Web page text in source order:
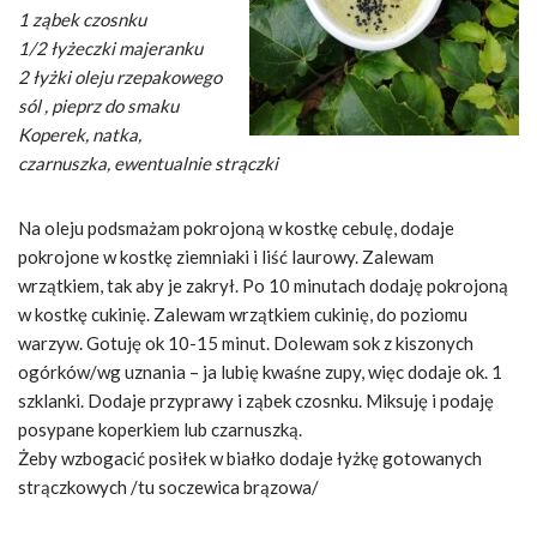
1 ząbek czosnku
1/2 łyżeczki majeranku
2 łyżki oleju rzepakowego
sól , pieprz do smaku
Koperek, natka,
czarnuszka, ewentualnie strączki
Na oleju podsmażam pokrojoną w kostkę cebulę, dodaje
pokrojone w kostkę ziemniaki i liść laurowy. Zalewam
wrzątkiem, tak aby je zakrył. Po 10 minutach dodaję pokrojoną
w kostkę cukinię. Zalewam wrzątkiem cukinię, do poziomu
warzyw. Gotuję ok 10-15 minut. Dolewam sok z kiszonych
ogórków/wg uznania – ja lubię kwaśne zupy, więc dodaje ok. 1
szklanki. Dodaje przyprawy i ząbek czosnku. Miksuję i podaję
posypane koperkiem lub czarnuszką.
Żeby wzbogacić posiłek w białko dodaje łyżkę gotowanych
strączkowych /tu soczewica brązowa/